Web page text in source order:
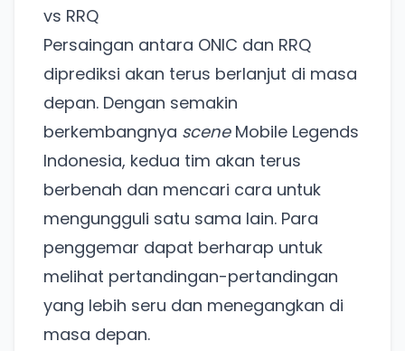
vs RRQ
Persaingan antara ONIC dan RRQ
diprediksi akan terus berlanjut di masa
depan. Dengan semakin
berkembangnya sceneMobile Legends
Indonesia, kedua tim akan terus
berbenah dan mencari cara untuk
mengungguli satu sama lain. Para
penggemar dapat berharap untuk
melihat pertandingan-pertandingan
yang lebih seru dan menegangkan di
masa depan.